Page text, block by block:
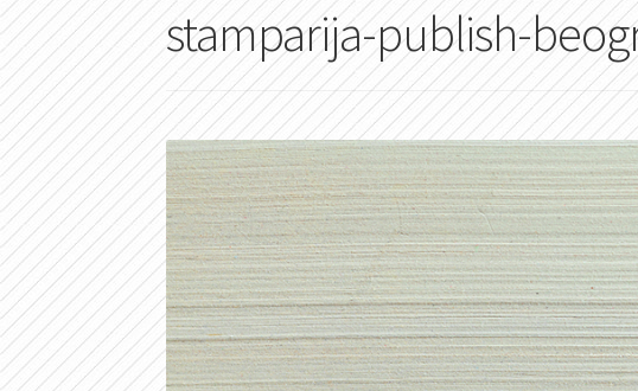
stamparija-publish-